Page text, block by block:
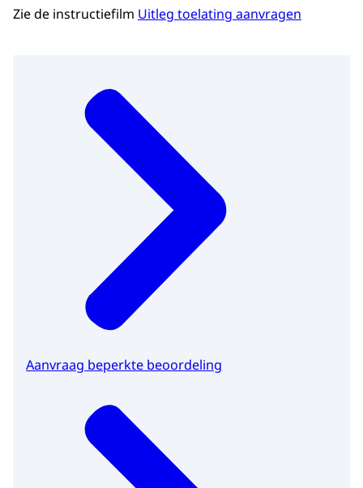
Zie de instructiefilm Uitleg toelating aanvragen
Aanvraag beperkte beoordeling